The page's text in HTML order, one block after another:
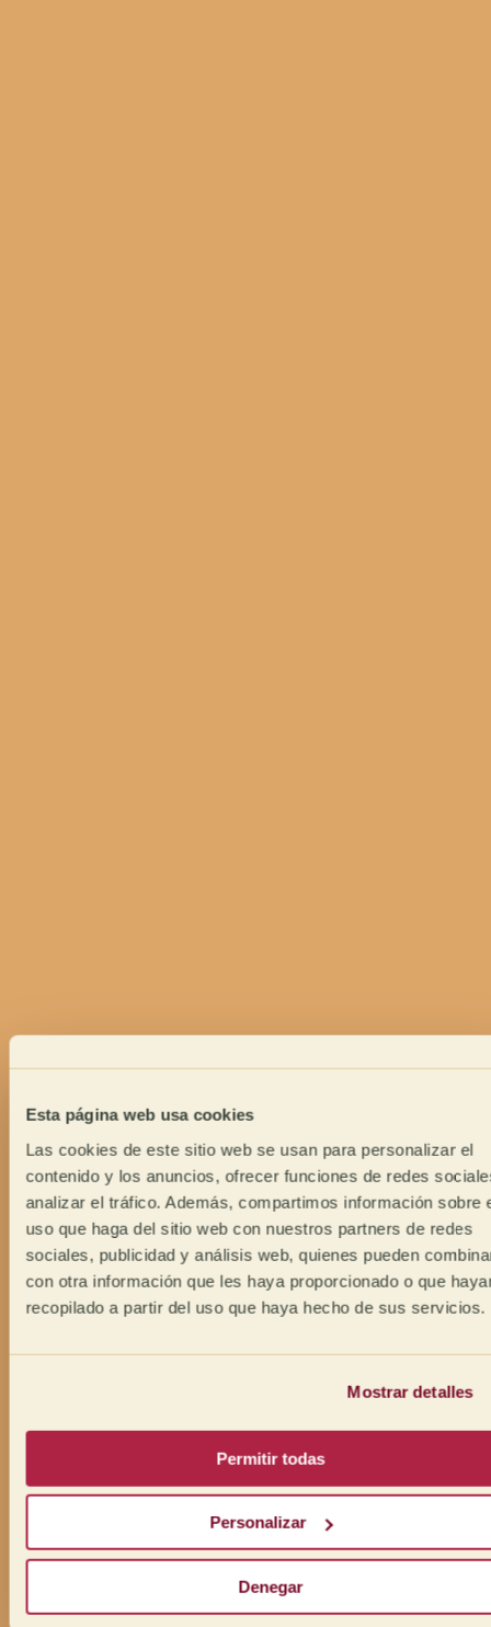
Esta página web usa cookies
Las cookies de este sitio web se usan para personalizar el
contenido y los anuncios, ofrecer funciones de redes
analizar el tráfico. Además, compartimos información sobre
uso que haga del sitio web con nuestros partners de redes
sociales, publicidad y análisis web, quienes pueden
con otra información que les haya proporcionado o que
recopilado a partir del uso que haya hecho de sus servicios.
Mostrar detalles
Permitir todas
Personalizar
Denegar